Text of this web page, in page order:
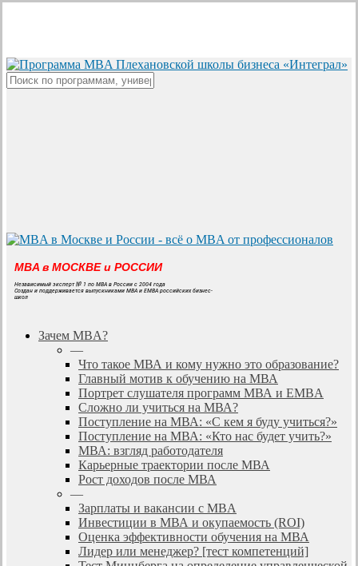
content
MBA в МОСКВЕ и РОССИИ
Независимый эксперт № 1 по MBA в России с 2004 года
Создан и поддерживается выпускниками MBA и EMBA российских бизнес-
школ
search
Menu
Зачем MBA?
—
Что такое МВА и кому нужно это образование?
Главный мотив к обучению на МВА
Портрет слушателя программ МВА и EMBA
Сложно ли учиться на МВА?
Поступление на МВА: «С кем я буду учиться?»
Поступление на МВА: «Кто нас будет учить?»
МВА: взгляд работодателя
Карьерные траектории после МВА
Рост доходов после МВА
—
Зарплаты и вакансии с MBA
Инвестиции в МВА и окупаемость (ROI)
Оценка эффективности обучения на МВА
Лидер или менеджер? [тест компетенций]